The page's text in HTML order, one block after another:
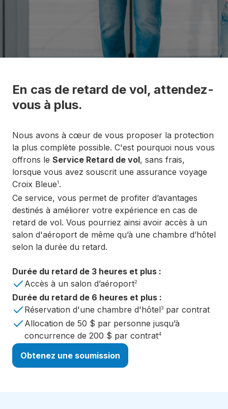
En cas de retard de vol, attendez-
vous à plus.
Nous avons à cœur de vous proposer la protection
la plus complète possible. C'est pourquoi nous vous
offrons le Service Retard de vol, sans frais,
lorsque vous avez souscrit une assurance voyage
Croix Bleue1 .
Ce service, vous permet de profiter d’avantages
destinés à améliorer votre expérience en cas de
retard de vol. Vous pourriez ainsi avoir accès à un
salon d'aéroport de même qu’à une chambre d’hôtel
selon la durée du retard.
Durée du retard de 3 heures et plus :
Accès à un salon d’aéroport2
Durée du retard de 6 heures et plus :
Réservation d'une chambre d'hôtel3 par contrat
Allocation de 50 $ par personne jusqu’à
concurrence de 200 $ par contrat4
Obtenez une soumission